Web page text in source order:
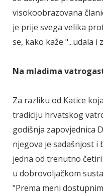
visokoobrazovana
je prije svega velika
se, kako kaže "...udala i
Na mladima
Za razliku od Katice
tradiciju hrvatskog
godišnja zapovjednica
njegova je sadašnjost i
jedna od trenutno
u dobrovoljačkom
"Prema meni